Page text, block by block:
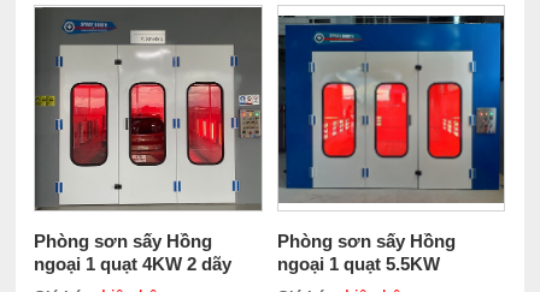
Phòng sơn sấy Hồng
ngoại 1 quạt 4KW 2 dãy
sàn hở
Phòng sơn sấy Hồng
ngoại 1 quạt 5.5KW